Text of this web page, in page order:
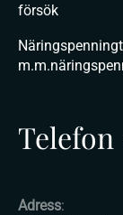
försök
Telefon
Adress: